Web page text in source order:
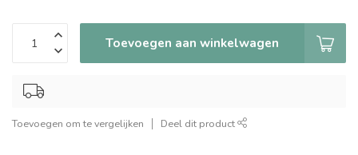
Toevoegen aan winkelwagen
Toevoegen om te vergelijken Deel dit product